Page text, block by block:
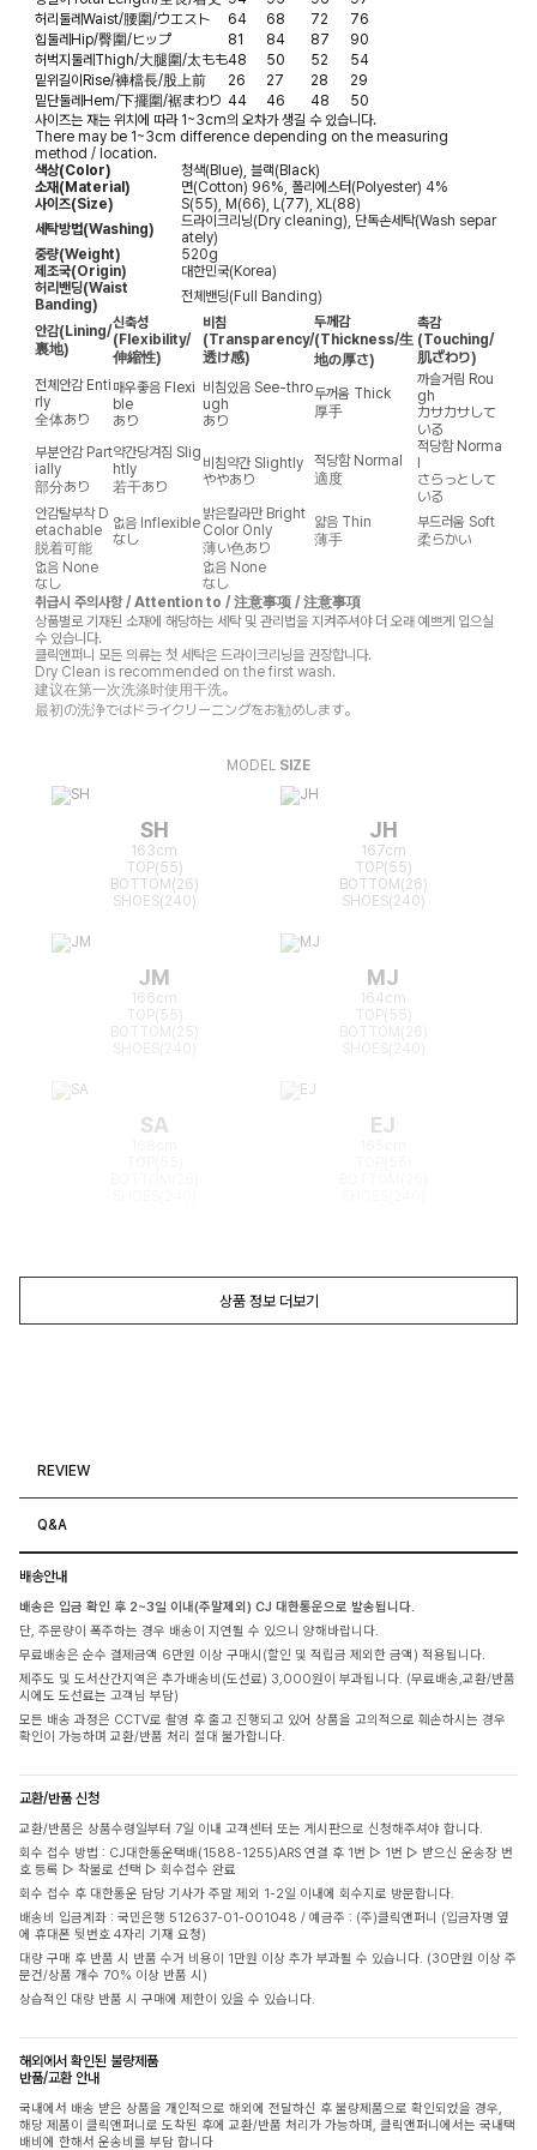
허리둘레 Waist/腰圍/ウエスト 64 68 72
76
힙둘레 Hip/臀圍/ヒップ 81 84 87
90
허벅지둘레 Thigh/大腿圍/太もも48 50 52
54
밑위길이 Rise/褲檔長/股上前 26 27 28
29
밑단둘레 Hem/下擺圍/裾まわり 44 46 48
50
사이즈는 재는 위치에 따라 1~3cm의 오차가 생길 수 있습니다.
There may be 1~3cm difference depending on the measuring
method / location.
색상(Color)
청색(Blue), 블랙(Black)
소재(Material)
면(Cotton) 96%, 폴리에스터(Polyester) 4%
사이즈(Size)
S(55), M(66), L(77), XL(88)
세탁방법(Washing)
드라이크리닝(Dry cleaning), 단독손세탁(Wash separ
ately)
중량(Weight)
520g
제조국(Origin)
대한민국(Korea)
허리밴딩(Waist
Banding)
전체밴딩(Full Banding)
안감(Lining/
裏地)
신축성
(Flexibility/
伸縮性)
비침
(Transparency/
透け感)
두께감
(Thickness/生
地の厚さ)
촉감
(Touching/
肌ざわり)
전체안감 Enti
rly
全体あり
매우좋음 Flexi
ble
あり
비침있음 See-thro
ugh
あり
두꺼움 Thick
厚手
까슬거림 Rou
gh
カサカサして
いる
부분안감 Part
ially
部分あり
약간당겨짐 Slig
htly
若干あり
비침약간 Slightly
ややあり
적당함 Normal
適度
적당함 Norma
さらっとして
いる
안감탈부착 D
etachable
脱着可能
없음 Inflexible
なし
밝은칼라만 Bright
Color Only
薄い色あり
얇음 Thin
薄手
부드러움 Soft
柔らかい
없음 None
なし
없음 None
なし
취급시 주의사항 / Attention to / 注意事项 / 注意事項
상품별로 기재된 소재에 해당하는 세탁 및 관리법을 지켜주셔야 더 오래 예쁘게 입으실
수 있습니다.
클릭앤퍼니 모든 의류는 첫 세탁은 드라이크리닝을 권장합니다.
Dry Clean is recommended on the first wash.
建议在第一次洗涤时使用干洗。
最初の洗浄ではドライクリーニングをお勧めします。
MODEL SIZE
SH
163cm
TOP(55)
BOTTOM(26)
SHOES(240)
JH
167cm
TOP(55)
BOTTOM(26)
SHOES(240)
JM
166cm
TOP(55)
BOTTOM(25)
MJ
164cm
TOP(55)
BOTTOM(26)
SA EJ
상품 정보 더보기
REVIEW
Q&A
배송안내
배송은 입금 확인 후 2~3일 이내(주말제외) CJ 대한통운으로 발송됩니다.
단, 주문량이 폭주하는 경우 배송이 지연될 수 있으니 양해바랍니다.
무료배송은 순수 결제금액 6만원 이상 구매시(할인 및 적립금 제외한 금액) 적용됩니다.
제주도 및 도서산간지역은 추가배송비(도선료) 3,000원이 부과됩니다. (무료배송,교환/반품
시에도 도선료는 고객님 부담)
모든 배송 과정은 CCTV로 촬영 후 출고 진행되고 있어 상품을 고의적으로 훼손하시는 경우
확인이 가능하며 교환/반품 처리 절대 불가합니다.
교환/반품 신청
교환/반품은 상품수령일부터 7일 이내 고객센터 또는 게시판으로 신청해주셔야 합니다.
회수 접수 방법 : CJ대한통운택배(1588-1255)ARS 연결 후 1번 ▷ 1번 ▷ 받으신 운송장 번
호 등록 ▷ 착불로 선택 ▷ 회수접수 완료
회수 접수 후 대한통운 담당 기사가 주말 제외 1-2일 이내에 회수지로 방문합니다.
배송비 입금계좌 : 국민은행 512637-01-001048 / 예금주 : (주)클릭앤퍼니 (입금자명 옆
에 휴대폰 뒷번호 4자리 기재 요청)
대량 구매 후 반품 시 반품 수거 비용이 1만원 이상 추가 부과될 수 있습니다. (30만원 이상 주
문건/상품 개수 70% 이상 반품 시)
상습적인 대량 반품 시 구매에 제한이 있을 수 있습니다.
해외에서 확인된 불량제품
반품/교환 안내
국내에서 배송 받은 상품을 개인적으로 해외에 전달하신 후 불량제품으로 확인되었을 경우,
해당 제품이 클릭앤퍼니로 도착된 후에 교환/반품 처리가 가능하며, 클릭앤퍼니에서는 국내택
배비에 한해서 운송비를 부담 합니다